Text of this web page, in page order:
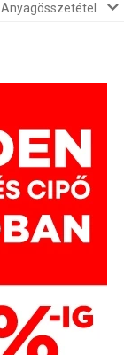
Anyagösszetétel